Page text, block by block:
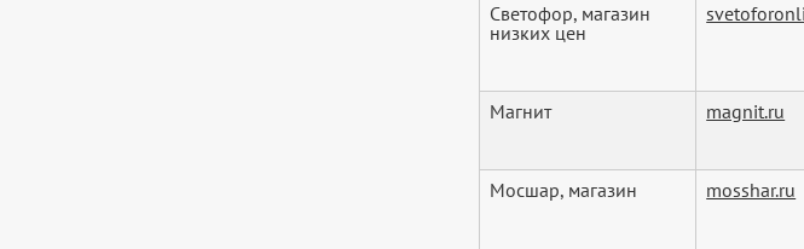
Светофор, магазин
низких цен
Магнит magnit.ru
Мосшар, магазин mosshar.ru